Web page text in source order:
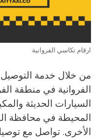
ارقام تكاسي الفروانية
من خلال خدمة
الفروانية في منطقة
السيارات الحديثة
المحيطة في محافظة
الأخرى. تواصل مع